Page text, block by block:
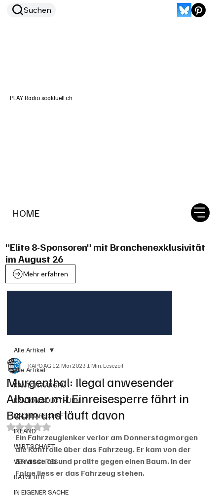
HOME
Suchen
PLAY Radio soaktuell.ch
"Elite 8-Sponsoren" mit Branchenexklusivität
im August 26
Mehr erfahren
Alle Artikel
KANTON AARGAU
KANTON SOLOTHURN
NACHBARSCHAFT
INLAND
WIRTSCHAFT
VERMISCHTES
RATGEBER
IN EIGENER SACHE
Alle Artikel
Murgenthal: Ilegal anwesender
Albaner mit Einreisesperre fährt in
Baum und läuft davon
KAPO AG12. Mai 20231 Min. Lesezeit
Mit NaN von 5 Sternen bewertet.
Ein Fahrzeuglenker verlor am Donnerstagmorgen
die Kontrolle über das Fahrzeug. Er kam von der
Strasse ab und prallte gegen einen Baum. In der
Folge liess er das Fahrzeug stehen.